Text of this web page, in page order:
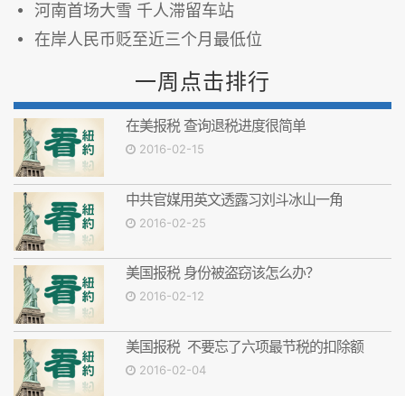
河南首场大雪 千人滞留车站
在岸人民币贬至近三个月最低位
一周点击排行
在美报税 查询退税进度很简单
2016-02-15
中共官媒用英文透露习刘斗冰山一角
2016-02-25
美国报税 身份被盗窃该怎么办？
2016-02-12
美国报税 不要忘了六项最节税的扣除额
2016-02-04